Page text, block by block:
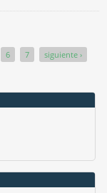
6 7
siguiente ›